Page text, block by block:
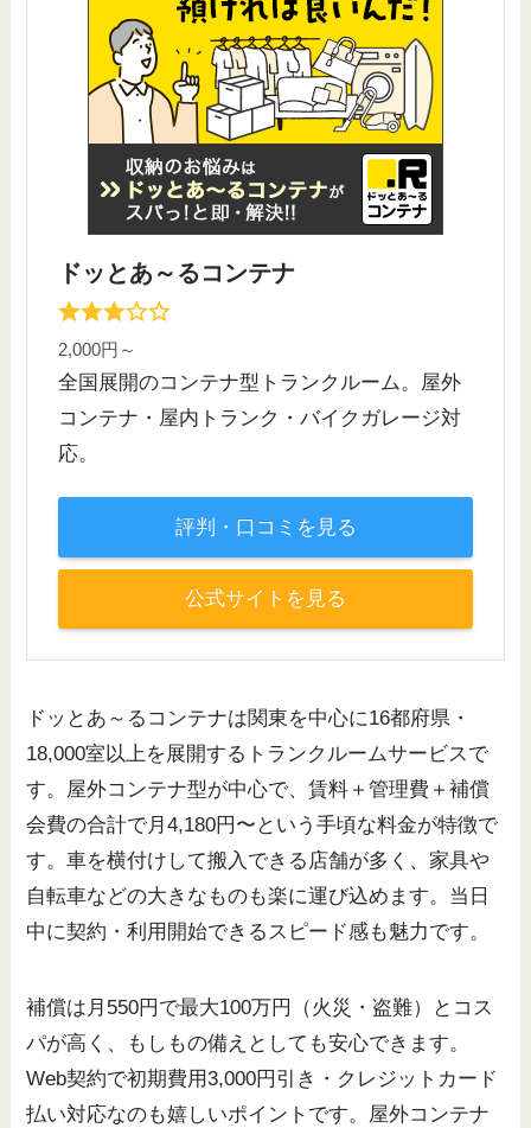
ドッとあ～るコンテナ
2,000円～
全国展開のコンテナ型トランクルーム。屋外
コンテナ・屋内トランク・バイクガレージ対
応。
評判・口コミを見る
公式サイトを見る
ドッとあ～るコンテナは関東を中心に16都府県・
18,000室以上を展開するトランクルームサービスで
す。屋外コンテナ型が中心で、賃料＋管理費＋補償
会費の合計で月4,180円〜という手頃な料金が特徴で
す。車を横付けして搬入できる店舗が多く、家具や
自転車などの大きなものも楽に運び込めます。当日
中に契約・利用開始できるスピード感も魅力です。
補償は月550円で最大100万円（火災・盗難）とコス
パが高く、もしもの備えとしても安心できます。
Web契約で初期費用3,000円引き・クレジットカード
払い対応なのも嬉しいポイントです。屋外コンテナ